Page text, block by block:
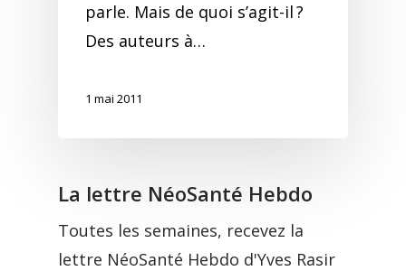
parle. Mais de quoi s’agit-il ?
Des auteurs à…
1 mai 2011
La lettre NéoSanté Hebdo
Toutes les semaines, recevez la
lettre NéoSanté Hebdo d'Yves Rasir